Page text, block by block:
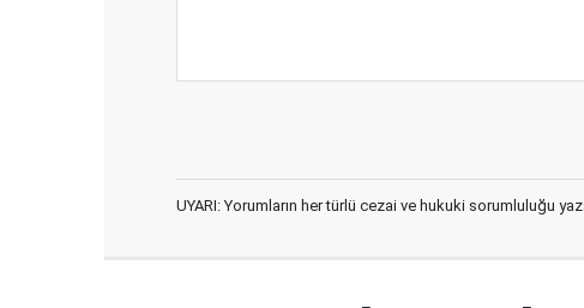
UYARI: Yorumların her türlü cezai ve hukuki sorumluluğu